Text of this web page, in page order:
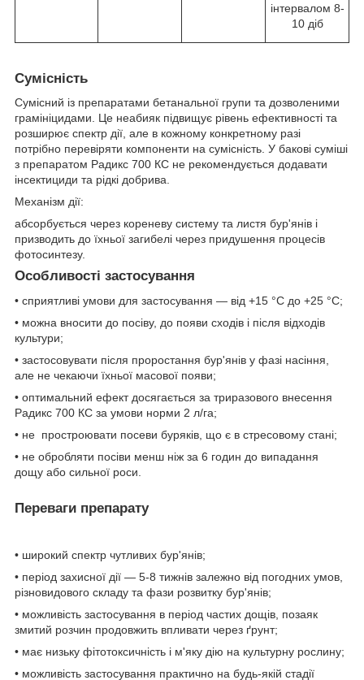
інтервалом 8-
10 діб
Сумісність
Сумісний із препаратами бетанальної групи та дозволеними
грамініцидами. Це неабияк підвищує рівень ефективності та
розширює спектр дії, але в кожному конкретному разі
потрібно перевіряти компоненти на сумісність. У бакові суміші
з препаратом Радикс 700 КС не рекомендується додавати
інсектициди та рідкі добрива.
Механізм дії:
абсорбується через кореневу систему та листя бур'янів і
призводить до їхньої загибелі через придушення процесів
фотосинтезу.
Особливості застосування
• сприятливі умови для застосування — від +15 °C до +25 °C;
• можна вносити до посіву, до появи сходів і після відходів
культури;
• застосовувати після проростання бур'янів у фазі насіння,
але не чекаючи їхньої масової появи;
• оптимальний ефект досягається за триразового внесення
Радикс 700 КС за умови норми 2 л/га;
• не простроювати посеви буряків, що є в стресовому стані;
• не обробляти посіви менш ніж за 6 годин до випадання
дощу або сильної роси.
Переваги препарату
• широкий спектр чутливих бур'янів;
• період захисної дії — 5-8 тижнів залежно від погодних умов,
різновидового складу та фази розвитку бур'янів;
• можливість застосування в період частих дощів, позаяк
змитий розчин продовжить впливати через ґрунт;
• має низьку фітотоксичність і м'яку дію на культурну рослину;
• можливість застосування практично на будь-якій стадії